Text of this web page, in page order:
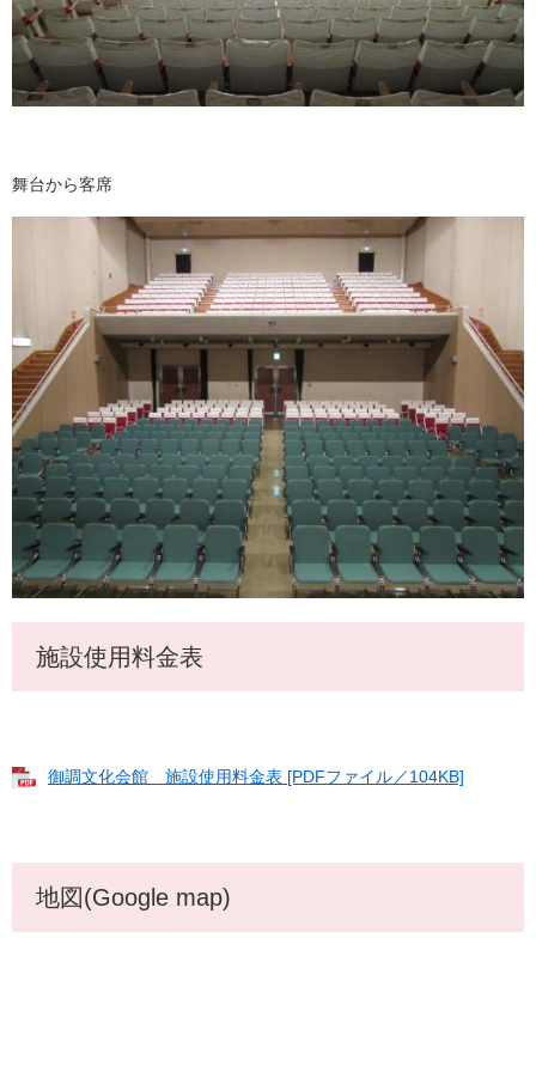
舞台から客席
施設使用料金表
御調文化会館 施設使用料金表 [PDFファイル／104KB]
地図(Google map)